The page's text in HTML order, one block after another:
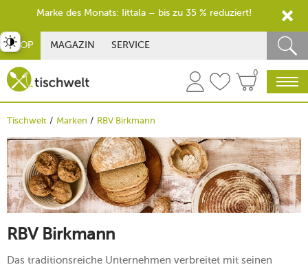
SHOP MAGAZIN SERVICE
0
Tischwelt Marken RBV Birkmann
RBV Birkmann
Das traditionsreiche Unternehmen verbreitet mit seinen
umschalten
Marke des Monats: Iittala – bis zu 35 % reduziert!